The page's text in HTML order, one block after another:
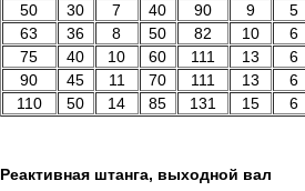
50
30 7 40 90 9 5
63
36 8 50 82 10 6
75
40 10 60 111 13 6
90
45 11 70 111 13 6
110
50 14 85 131 15 6
Реактивная штанга, выходной вал